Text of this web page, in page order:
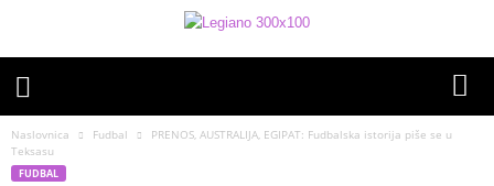
Naslovnica Fudbal
PRENOS, AUSTRALIJA, EGIPAT: Fudbalska istorija piše se u
Teksasu
FUDBAL